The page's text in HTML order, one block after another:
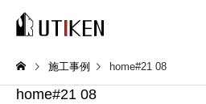
施工事例 home#21 08
home#21 08